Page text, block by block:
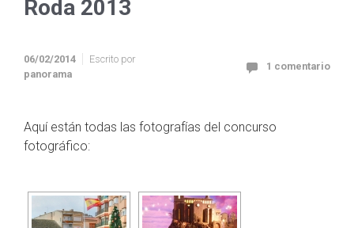
Roda 2013
06/02/2014
Escrito por
panorama
1 comentario
Aquí están todas las fotografías del concurso
fotográfico: